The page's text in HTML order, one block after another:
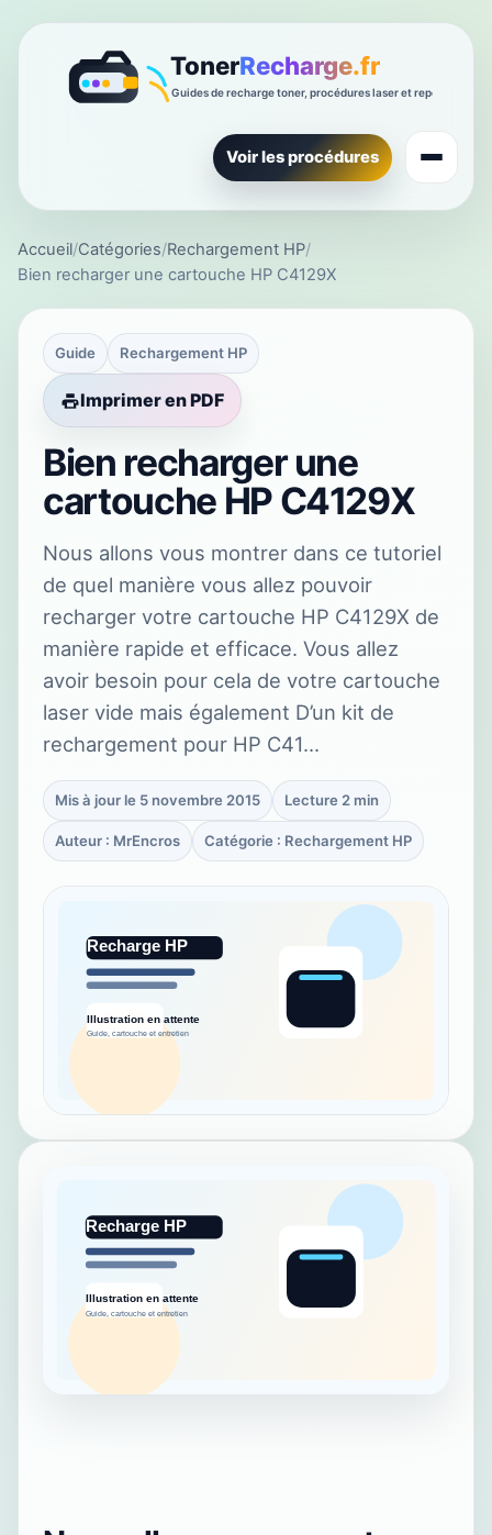
Voir les procédures
Accueil/Catégories/Rechargement HP/
Bien recharger une cartouche HP C4129X
Guide Rechargement HP
Imprimer en PDF
Bien recharger une
cartouche HP C4129X
Nous allons vous montrer dans ce tutoriel
de quel manière vous allez pouvoir
recharger votre cartouche HP C4129X de
manière rapide et efficace. Vous allez
avoir besoin pour cela de votre cartouche
laser vide mais également D’un kit de
rechargement pour HP C41…
Mis à jour le 5 novembre 2015 Lecture 2 min
Auteur : MrEncros Catégorie : Rechargement HP